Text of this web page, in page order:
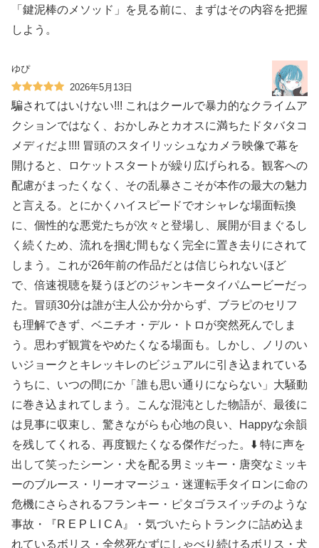
「鍵泥棒のメソッド」を見る前に、まずはその内容を把握
しよう。
ゆぴ
2026年5月13日
騙されてはいけない!!! これはクールで暴力的なクライムア
クションではなく、おかしみとカオスに満ちたドタバタコ
メディだよ!!!! 冒頭のスタイリッシュなカメラ映像で幕を
開けると、ロケットスタートが繰り広げられる。観客への
配慮がまったくなく、その乱暴さこそが本作の最大の魅力
と言える。とにかくハイスピードでオシャレな場面転換
に、個性的な悪党たちが次々と登場し、展開が目まぐるし
く続くため、流れを掴む間もなく完全に置き去りにされて
しまう。これが26年前の作品だとは信じられないほど
で、倍速視聴を疑うほどのジャンキータイパムービーだっ
た。冒頭30分は誰が主人公か分からず、ブラピのセリフ
も理解できず、ベニチオ・デル・トロが突然死んでしま
う。思わず観賞をやめたくなる場面も。しかし、ノリのい
いジョークとキレッキレのビジュアルに引き込まれている
うちに、いつの間にか「誰も思い通りにならない」大騒動
に巻き込まれてしまう。こんな混沌とした物語が、最後に
は見事に収束し、驚きながらも心地の良い、Happyな余韻
を残してくれる、再度観たくなる傑作だった。⬇️ 特に声を
出して笑ったシーン・犬を配る男ミッキー・唐突なミッキ
ーのブルース・リーオマージュ・迷運転手タイロンに命の
危機にさらされるフランキー・ピタゴラスイッチのような
事故・『R E P L I C A』・気づいたらトランクに詰め込ま
れているボリス・全然死なずにしゃべり続けるボリス・犬